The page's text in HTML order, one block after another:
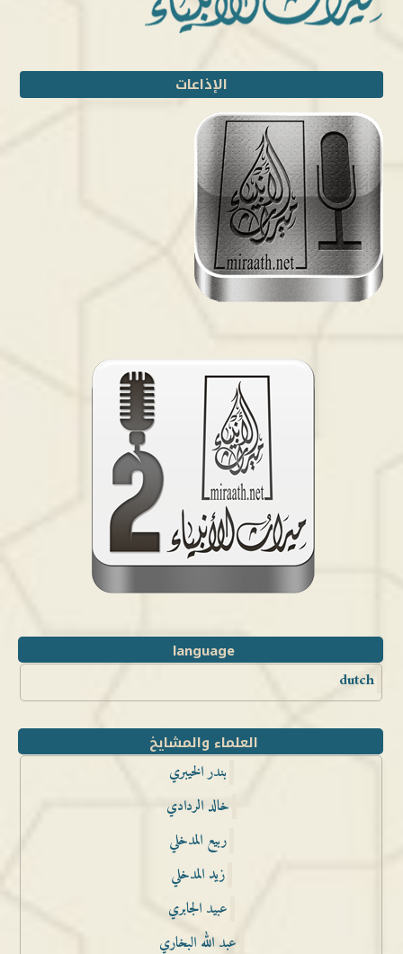
الإذاعات
language
dutch
العلماء والمشايخ
بندر الخيبري
خالد الردادي
ربيع المدخلي
زيد المدخلي
عبيد الجابري
عبد الله البخاري